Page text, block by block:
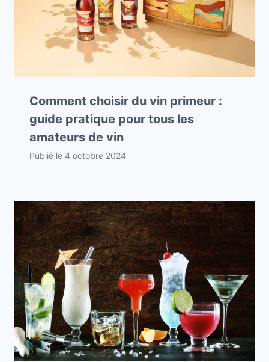
Comment choisir du vin primeur :
guide pratique pour tous les
amateurs de vin
Publié le 4 octobre 2024